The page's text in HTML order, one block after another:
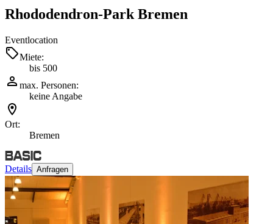
Rhododendron-Park Bremen
Eventlocation
Miete:
bis 500
max. Personen:
keine Angabe
Ort:
Bremen
Details Anfragen